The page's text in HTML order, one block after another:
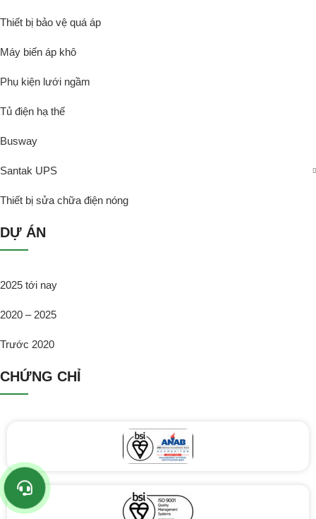
Thiết bị bảo vệ quá áp
Máy biến áp khô
Phụ kiện lưới ngầm
Tủ điện hạ thế
Busway
Santak UPS
Thiết bị sửa chữa điện nóng
DỰ ÁN
2025 tới nay
2020 – 2025
Trước 2020
CHỨNG CHỈ